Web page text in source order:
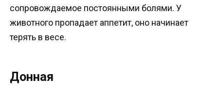
сопровождаемое постоянными болями. У
животного пропадает аппетит, оно начинает
терять в весе.
Донная